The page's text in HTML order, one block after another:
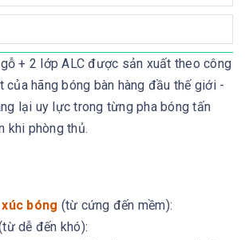
+ 2 lớp ALC được sản xuất theo công
của hãng bóng bàn hàng đầu thế giới -
lại uy lực trong từng pha bóng tấn
khi phòng thủ.
bóng (từ cứng đến mềm):
dễ đến khó):